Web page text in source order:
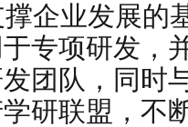
企业发展的
专项研发，
团队，同时
研联盟，不